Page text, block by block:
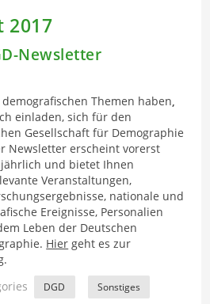
2017
Newsletter
Themen haben,
einladen, sich für den
Gesellschaft für Demographie
Newsletter erscheint vorerst
und bietet Ihnen
Veranstaltungen,
nationale und
Ereignisse, Personalien
Leben der Deutschen
Hier geht es zur
DGD Sonstiges